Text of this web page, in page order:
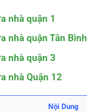
nhà quận 1
nhà quận Tân Bình
nhà quận 3
nhà Quận 12
Nội Dung